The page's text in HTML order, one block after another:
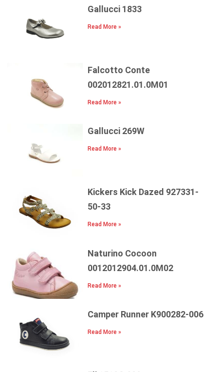
Gallucci 1833
Read More »
Falcotto Conte
002012821.01.0Μ01
Read More »
Gallucci 269W
Read More »
Kickers Kick Dazed 927331-
50-33
Read More »
Naturino Cocoon
0012012904.01.0M02
Read More »
Camper Runner K900282-006
Read More »